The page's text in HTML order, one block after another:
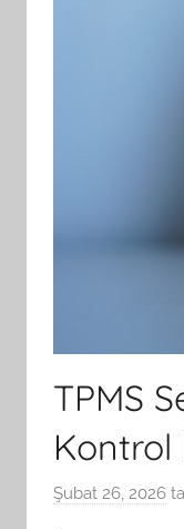
TPMS
Kontrol
Şubat 26, 2026